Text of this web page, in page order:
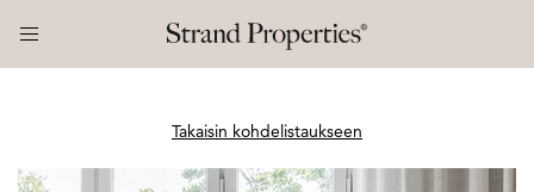
Takaisin kohdelistaukseen